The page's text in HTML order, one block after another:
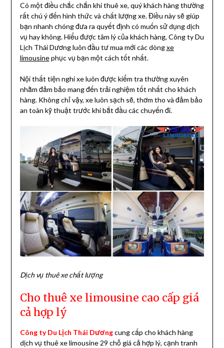
Có một điều chắc chắn khi thuê xe, quý khách hàng thường
rất chú ý đến hình thức và chất lượng xe. Điều này sẽ giúp
bạn nhanh chóng đưa ra quyết định có muốn sử dụng dịch
vụ hay không. Hiểu được tâm lý của khách hàng, Công ty Du
Lịch Thái Dương luôn đầu tư mua mới các dòngxe
limousinephục vụ bạn một cách tốt nhất.
Nội thất tiện nghi xe luôn được kiểm tra thường xuyên
nhằm đảm bảo mang đến trải nghiệm tốt nhất cho khách
hàng. Không chỉ vậy, xe luôn sạch sẽ, thơm tho và đảm bảo
an toàn kỹ thuật trước khi bắt đầu các chuyến đi.
Dịch vụ thuê xe chất lượng
Cho thuê xe limousine cao cấp giá
cả hợp lý
Công ty Du Lịch Thái Dươngcung cấp cho khách hàng
dịch vụ thuê xe limousine 29 chỗ giá cả hợp lý, cạnh tranh